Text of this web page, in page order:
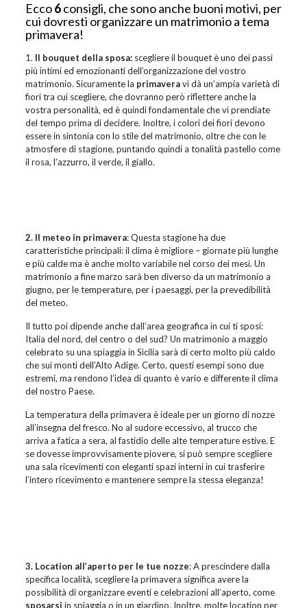
Ecco6consigli, che sono anche buoni motivi, per
cui dovresti organizzare un matrimonio a tema
primavera!
1. Il bouquet della sposa:scegliere il bouquet è uno dei passi
più intimi ed emozionanti dell’organizzazione del vostro
matrimonio. Sicuramente la primaveravi dà un’ampia varietà di
fiori tra cui scegliere, che dovranno però riflettere anche la
vostra personalità, ed è quindi fondamentale che vi prendiate
del tempo prima di decidere. Inoltre, i colori dei fiori devono
essere in sintonia con lo stile del matrimonio, oltre che con le
atmosfere di stagione, puntando quindi a tonalità pastello come
il rosa, l’azzurro, il verde, il giallo.
2. Il meteo in primavera: Questa stagione ha due
caratteristiche principali: il clima è migliore – giornate più lunghe
e più calde ma è anche molto variabile nel corso dei mesi. Un
matrimonio a fine marzo sarà ben diverso da un matrimonio a
giugno, per le temperature, per i paesaggi, per la prevedibilità
del meteo.
Il tutto poi dipende anche dall’area geografica in cui ti sposi:
Italia del nord, del centro o del sud? Un matrimonio a maggio
celebrato su una spiaggia in Sicilia sarà di certo molto più caldo
che sui monti dell’Alto Adige. Certo, questi esempi sono due
estremi, ma rendono l’idea di quanto è vario e differente il clima
del nostro Paese.
La temperatura della primavera è ideale per un giorno di nozze
all’insegna del fresco. No al sudore eccessivo, al trucco che
arriva a fatica a sera, al fastidio delle alte temperature estive. E
se dovesse improvvisamente piovere, si può sempre scegliere
una sala ricevimenti con eleganti spazi interni in cui trasferire
l’intero ricevimento e mantenere sempre la stessa eleganza!
3. Location all’aperto per le tue nozze: A prescindere dalla
specifica località, scegliere la primavera significa avere la
possibilità di organizzare eventi e celebrazioni all’aperto, come
sposarsi in spiaggia o in un giardino. Inoltre, molte location per